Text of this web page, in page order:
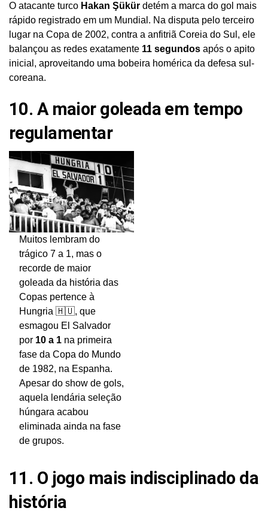
O atacante turco Hakan Şükür detém a marca do gol mais
rápido registrado em um Mundial. Na disputa pelo terceiro
lugar na Copa de 2002, contra a anfitriã Coreia do Sul, ele
balançou as redes exatamente 11 segundos após o apito
inicial, aproveitando uma bobeira homérica da defesa sul-
coreana.
10. A maior goleada em tempo
regulamentar
Muitos lembram do
trágico 7 a 1, mas o
recorde de maior
goleada da história das
Copas pertence à
Hungria 🇭🇺, que
esmagou El Salvador
por 10 a 1na primeira
fase da Copa do Mundo
de 1982, na Espanha.
Apesar do show de gols,
aquela lendária seleção
húngara acabou
eliminada ainda na fase
de grupos.
11. O jogo mais indisciplinado da
história